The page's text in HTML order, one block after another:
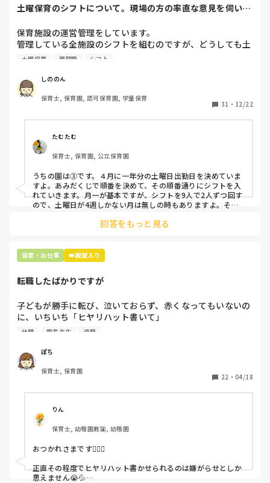
土曜保育のシフトについて。現場の方の率直な意見を伺いた
保育施設の運営管理をしています。
管理している全施設のシフトを組むのですが、どうしても土
曜保育だけは入れる方が少なく、いつも苦労しています。
て入職しているはずですが、いざ勤務が始まると一日も土曜
出勤が出来ない方ばかりです。
①土曜日の希望休は2日まで、と制限をかける
②毎月、必ず土曜保育に入ることのできる日を1日だけピッ
クアップしてもらう
③仮シフトが出た時、土曜出勤が難しければ自身で代わりの
人を交渉して見つけてもらう
上記のいずれかの対策を取り入れることを考えています。
土曜保育 管理職 シフト
しののん
保育士, 保育園, 認可保育園, 学童保育
31 ・ 12/22
たむたむ
保育士, 保育園, 公立保育園
うちの園は③です。４月に一年分の土曜日出勤日を決めていま
すよ。あみだくじで順番を決めて、その順番通りにシフトを入
れていきます。月一が基本ですが、シフトを9人で2人ずつ回す
ので、土曜日が4週しかない月は無しの時もありますよ。その
て貰い、主任に報告してます。
回答をもっと見る
保育・お仕事 👑殿堂入り
転職したばかりですが
子どもが勝手に転び、泣いておらず、赤くなってもいないの
に、いちいち「ヒヤリハット書いて」
と書かされ
（そう言う本人は書かない）
しかも、上司に↑この内容でも
ちゃんと考えて対策を練って書き込むようにと。
呼ばれて一緒に対策を考えさせられること多数
これだけで30〜40分拘束されて辛いです
皆さんの園はどうですか?
休憩 園長先生 退職
ぽち
保育士, 保育園
22 ・ 04/18
りん
保育士, 幼稚園教諭, 幼稚園
おつかれさまです🙇🏻‍♀️
正直その程度でヒヤリハット書かせられるのは嫌がらせとしか
思えません😭💦